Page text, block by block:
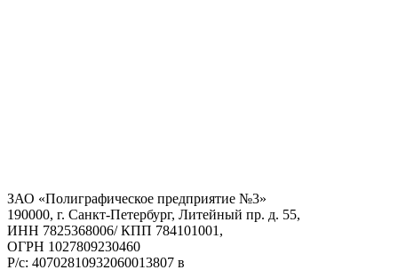
ЗАО «Полиграфическое предприятие №3»
190000, г. Санкт-Петербург, Литейный пр. д. 55,
ИНН 7825368006/ КПП 784101001,
ОГРН 1027809230460
Р/с: 40702810932060013807 в